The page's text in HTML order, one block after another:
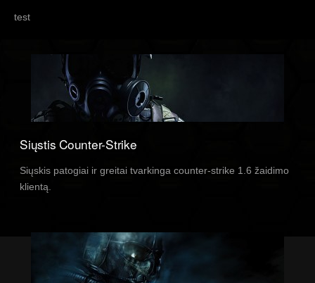
test
Siųstis Counter-Strike
Siųskis patogiai ir greitai tvarkinga counter-strike 1.6 žaidimo
klientą.